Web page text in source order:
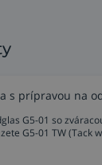
s prípravou na
G5-01 so
G5-01 TW (Tack